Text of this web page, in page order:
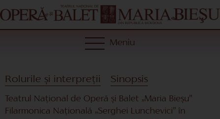
Meniu
Rolurile și interpreții Sinopsis
Teatrul Național de Operă și Balet „Maria Bieșu”
Filarmonica Națională „Serghei Lunchevici” în